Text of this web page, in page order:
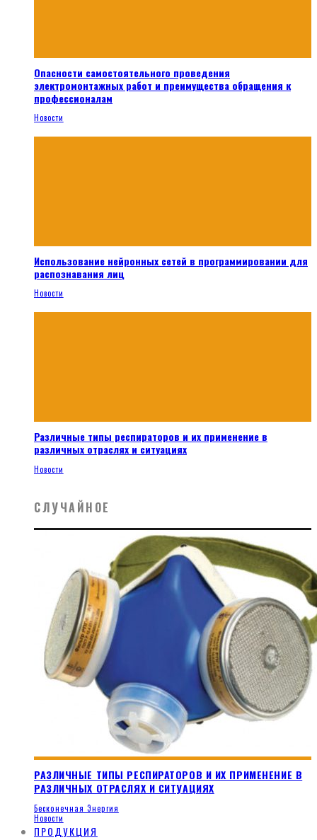
Опасности самостоятельного проведения
электромонтажных работ и преимущества обращения к
профессионалам
Новости
Использование нейронных сетей в программировании для
распознавания лиц
Новости
Различные типы респираторов и их применение в
различных отраслях и ситуациях
Новости
СЛУЧАЙНОЕ
РАЗЛИЧНЫЕ ТИПЫ РЕСПИРАТОРОВ И ИХ ПРИМЕНЕНИЕ В
РАЗЛИЧНЫХ ОТРАСЛЯХ И СИТУАЦИЯХ
Бесконечная Энергия
Новости
ПРОДУКЦИЯ